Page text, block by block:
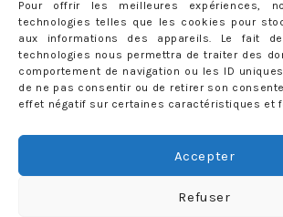
Pour offrir les meilleures expériences,
technologies telles que les cookies pour
aux informations des appareils. Le fait
technologies nous permettra de traiter des
comportement de navigation ou les ID
de ne pas consentir ou de retirer son
effet négatif sur certaines caractéristiques et
Accepter
Refuser
ABONNEMENT
Adresse
Rejoignez les 398 autres